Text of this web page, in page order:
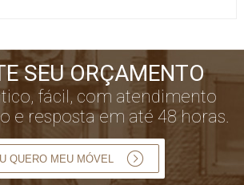
SEU ORÇAMENTO
fácil, com atendimento
e resposta em até 48 horas.
QUERO MEU MÓVEL